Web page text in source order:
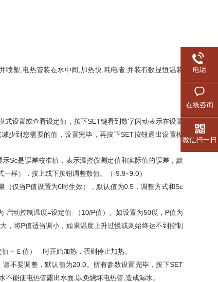
喷塑 电热管装在水中间 加热快 耗电省 并装有数显恒温装
式设置或查看设定值，按下SET键看到数字闪动表示在设置
少到您需要的值，设置完毕，再按下SET按钮退出设置模
示Sc是误差校准值，表示温控仪测定值和实际值的误差，默
一样），按上或下按钮调整数值。（-9.9~9.0）
（仅当 P值设置为0时生效），默认值为0.5，调整方式和Sc
启动控制温度=设定值- （ 10/P值）。如设置为50度， P值为
，将P值适当调小，如果温度上升过慢或则始终达不到控制
－Ｅ值） 时开始加热，否则停止加热。
请不要调整，默认值为20.0。所有参数设置完毕，按下SET
不能使电热管露出水面 以免烧坏电热管 造成漏水。
电话
在线咨询
微信扫一扫